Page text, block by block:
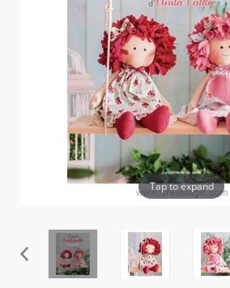
Tap to expand